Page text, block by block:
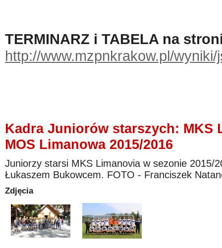
TERMINARZ i TABELA na
http://www.mzpnkrakow.pl/
Kadra Juniorów starszych: MKS
MOS Limanowa 2015/2016
Juniorzy starsi MKS Limanovia w sezonie 2015/
Łukaszem Bukowcem. FOTO - Franciszek
Zdjęcia